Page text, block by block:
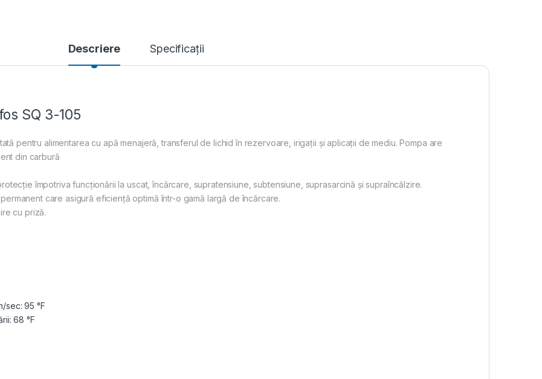
Descriere Specificații
SQ 3-105
pentru alimentarea cu apă menajeră, transferul de lichid în rezervoare, irigații și aplicații de mediu. Pompa are
din carbură
împotriva funcționării la uscat, încărcare, supratensiune, subtensiune, suprasarcină și supraîncălzire.
care asigură eficiență optimă într-o gamă largă de încărcare.
cu priză.
sec: 95 °F
68 °F